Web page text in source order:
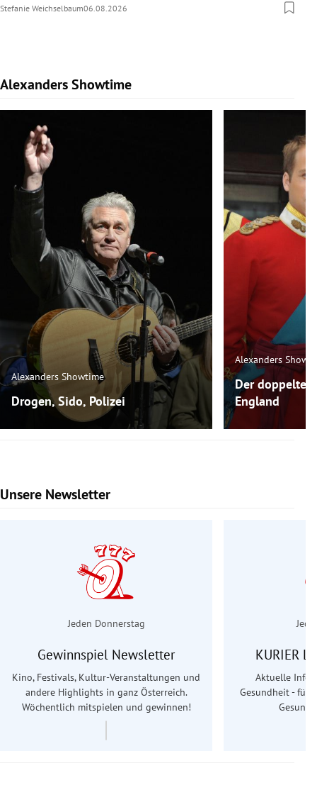
Stefanie Weichselbaum06.08.2026
Alexanders Showtime
Slide 1 von 10
Alexanders Showtime
Drogen, Sido, Polizei
Alexanders
Der doppelte
England
Unsere Newsletter
Slide 1 von 6
Jeden Donnerstag
Gewinnspiel Newsletter
Kino, Festivals, Kultur-Veranstaltungen und
andere Highlights in ganz Österreich.
Wöchentlich mitspielen und gewinnen!
KURIER
Aktuelle
Gesundheit - für